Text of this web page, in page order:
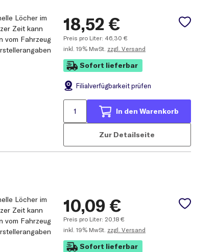
18,52€
Preis pro Liter: 46,30 €
inkl. 19% MwSt. zzgl. Versand
Sofort lieferbar
Filialverfügbarkeit prüfen
In den Warenkorb
Zur Detailseite
Löcher im
Zeit kann
vom Fahrzeug
10,09 €
Preis pro Liter: 20,18€
inkl. 19% MwSt. zzgl. Versand
Sofort lieferbar
Löcher im
Zeit kann
vom Fahrzeug